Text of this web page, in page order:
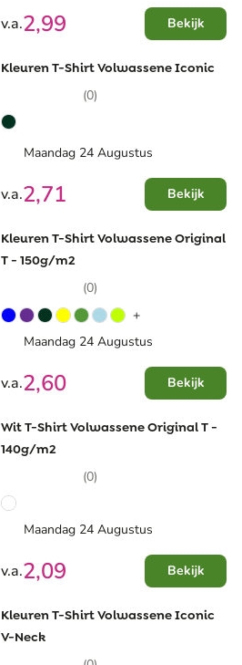
v.a.2,99 Bekijk
Kleuren T-Shirt Volwassene Iconic
(0)
Maandag 24 Augustus
v.a.2,71 Bekijk
Kleuren T-Shirt Volwassene Original
T - 150g/m2
(0)
+
Maandag 24 Augustus
v.a.2,60 Bekijk
Wit T-Shirt Volwassene Original T -
140g/m2
(0)
Maandag 24 Augustus
v.a.2,09 Bekijk
Kleuren T-Shirt Volwassene Iconic
V-Neck